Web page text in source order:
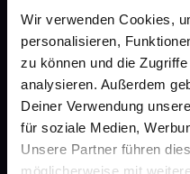
Wir verwenden Cookies,
personalisieren,
zu können und die
analysieren. Außerdem
Deiner Verwendung
für soziale Medien,
Unsere Partner führen
Über uns
Karriere